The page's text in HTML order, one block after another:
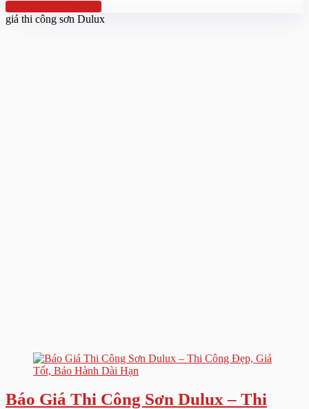
Hotline:0961 894 472
giá thi công sơn Dulux
Báo Giá Thi Công Sơn Dulux – Thi